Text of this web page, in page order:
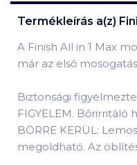
Termékleírás a(z)
A Finish All in 1 Max
már az első
Biztonsági
FIGYELEM.
BÖRRE KERÜL:
megoldható. Az